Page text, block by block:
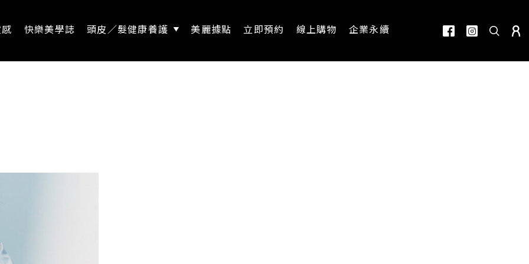
快樂美學誌 頭皮／髮健康養護 美麗據點 立即預約 線上購物 企業永續